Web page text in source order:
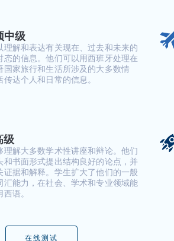
中级
理解和表达有关现在、过去和未来的
态的信息。他们可以用西班牙处理在
国家旅行和生活所涉及的大多数情
传达个人和日常的信息。
级
理解大多数学术性讲座和辩论。他们
和书面形式提出结构良好的论点，并
证据和解释。学生扩大了他们的一般
汇能力，在社会、学术和专业领域能
语。
在线测试